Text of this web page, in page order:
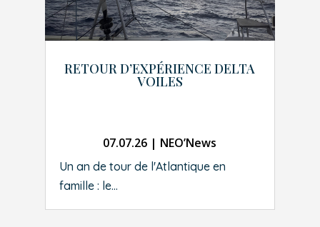
RETOUR D’EXPÉRIENCE DELTA
VOILES
07.07.26 | NEO’News
Un an de tour de l'Atlantique en
famille : le...